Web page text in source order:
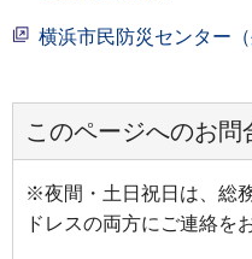
横浜市民防災センター（
このページへのお問
※夜間・土日祝日は、総
ドレスの両方にご連絡を